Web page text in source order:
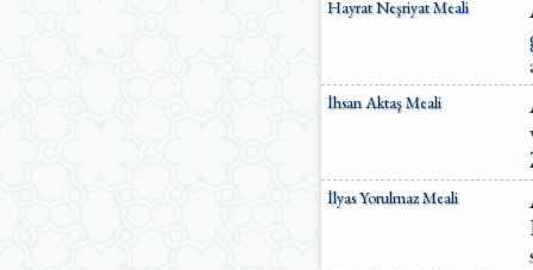
Hayrat Neşriyat Meali
İhsan Aktaş Meali
İlyas Yorulmaz Meali